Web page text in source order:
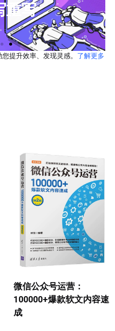
重写
提升效率、发现灵感。 了解更多
微信公众号运营：
100000+爆款软文内容速
成